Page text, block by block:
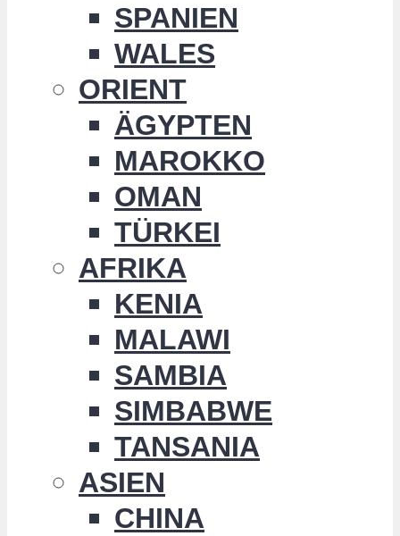
SPANIEN
WALES
ORIENT
ÄGYPTEN
MAROKKO
OMAN
TÜRKEI
AFRIKA
KENIA
MALAWI
SAMBIA
SIMBABWE
TANSANIA
ASIEN
CHINA